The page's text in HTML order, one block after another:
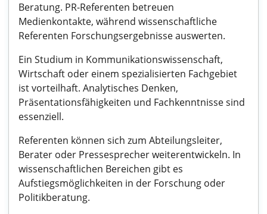
Beratung. PR-Referenten betreuen
Medienkontakte, während wissenschaftliche
Referenten Forschungsergebnisse auswerten.
Ein Studium in Kommunikationswissenschaft,
Wirtschaft oder einem spezialisierten Fachgebiet
ist vorteilhaft. Analytisches Denken,
Präsentationsfähigkeiten und Fachkenntnisse sind
essenziell.
Referenten können sich zum Abteilungsleiter,
Berater oder Pressesprecher weiterentwickeln. In
wissenschaftlichen Bereichen gibt es
Aufstiegsmöglichkeiten in der Forschung oder
Politikberatung.